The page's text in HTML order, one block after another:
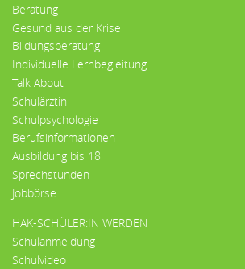
Beratung
Gesund aus der Krise
Bildungsberatung
Individuelle Lernbegleitung
Talk About
Schulärztin
Schulpsychologie
Berufsinformationen
Ausbildung bis 18
Sprechstunden
Jobbörse
HAK-SCHÜLER:IN WERDEN
Schulanmeldung
Schulvideo